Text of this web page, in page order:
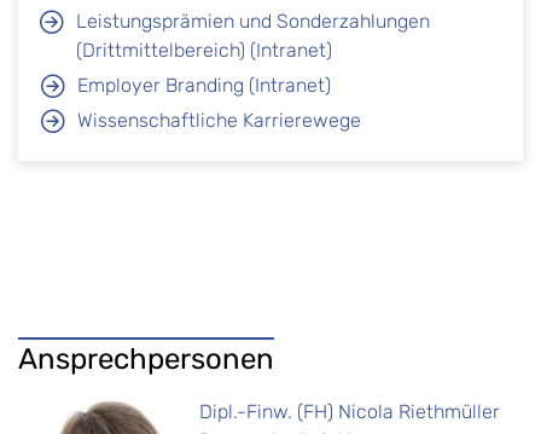
Leistungsprämien und Sonderzahlungen
(Drittmittelbereich) (Intranet)
Employer Branding (Intranet)
Wissenschaftliche Karrierewege
Ansprechpersonen
Dipl.-Finw. (FH) Nicola Riethmüller